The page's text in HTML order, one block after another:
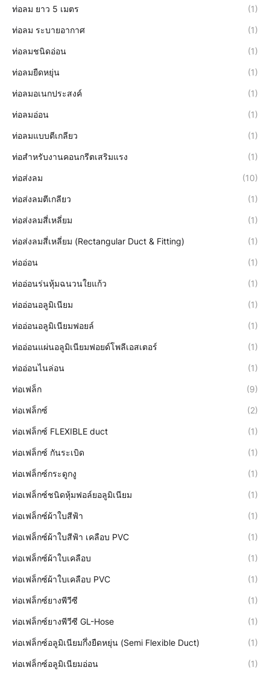
ท่อลม ยาว 5 เมตร (1)
ท่อลม ระบายอากาศ (1)
ท่อลมชนิดอ่อน (1)
ท่อลมยืดหยุ่น (1)
ท่อลมอเนกประสงค์ (1)
ท่อลมอ่อน (1)
ท่อลมแบบตีเกลียว (1)
ท่อสำหรับงานคอนกรีตเสริมแรง (1)
ท่อส่งลม (10)
ท่อส่งลมตีเกลียว (1)
ท่อส่งลมสี่เหลี่ยม (1)
ท่อส่งลมสี่เหลี่ยม (Rectangular Duct & Fitting) (1)
ท่ออ่อน (1)
ท่ออ่อนร่นหุ้มฉนวนใยแก้ว (1)
ท่ออ่อนอลูมิเนียม (1)
ท่ออ่อนอลูมิเนียมฟอยล์ (1)
ท่ออ่อนแผ่นอลูมิเนียมฟอยด์โพลีเอสเตอร์ (1)
ท่ออ่อนไนล่อน (1)
ท่อเฟล็ก (9)
ท่อเฟล็กซ์ (2)
ท่อเฟล็กซ์ FLEXIBLE duct (1)
ท่อเฟล็กซ์ กันระเบิด (1)
ท่อเฟล็กซ์กระดูกงู (1)
ท่อเฟล็กซ์ชนิดหุ้มฟอล์ยอลูมิเนียม (1)
ท่อเฟล็กซ์ผ้าใบสีฟ้า (1)
ท่อเฟล็กซ์ผ้าใบสีฟ้า เคลือบ PVC (1)
ท่อเฟล็กซ์ผ้าใบเคลือบ (1)
ท่อเฟล็กซ์ผ้าใบเคลือบ PVC (1)
ท่อเฟล็กซ์ยางพีวีซี (1)
ท่อเฟล็กซ์ยางพีวีซี GL-Hose (1)
ท่อเฟล็กซ์อลูมิเนียมกึ่งยืดหยุ่น (Semi Flexible Duct) (1)
ท่อเฟล็กซ์อลูมิเนียมอ่อน (1)